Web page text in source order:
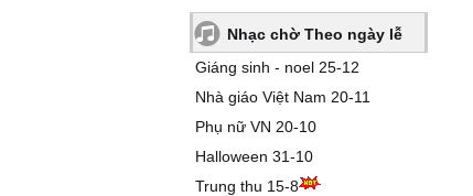
Nhạc chờ Theo ngày lễ
Giáng sinh - noel 25-12
Nhà giáo Việt Nam 20-11
Phụ nữ VN 20-10
Halloween 31-10
Trung thu 15-8